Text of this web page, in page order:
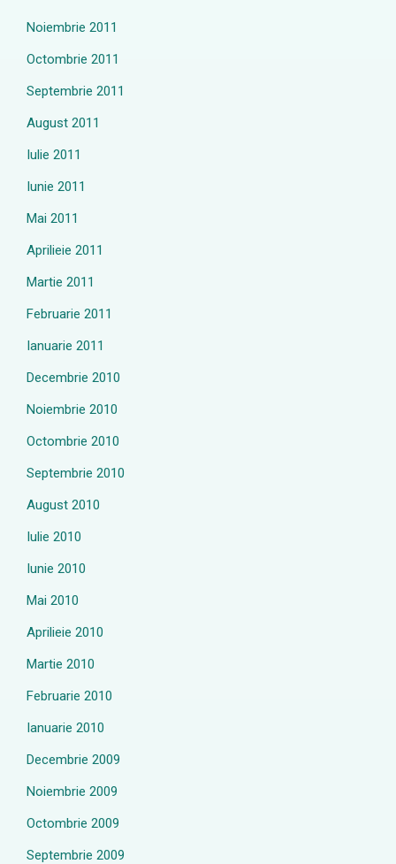
Noiembrie 2011
Octombrie 2011
Septembrie 2011
August 2011
Iulie 2011
Iunie 2011
Mai 2011
Aprilieie 2011
Martie 2011
Februarie 2011
Ianuarie 2011
Decembrie 2010
Noiembrie 2010
Octombrie 2010
Septembrie 2010
August 2010
Iulie 2010
Iunie 2010
Mai 2010
Aprilieie 2010
Martie 2010
Februarie 2010
Ianuarie 2010
Decembrie 2009
Noiembrie 2009
Octombrie 2009
Septembrie 2009